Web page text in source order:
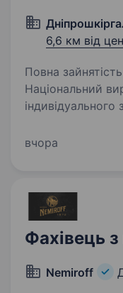
6,6 км від
Повна
Національний
до команди
відрядження…
вчора
Фахівець
Nemiroff